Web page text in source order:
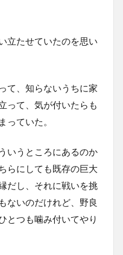
立たせていたのを思い
て、知らないうちに家
って、気が付いたらも
っていた。
いうところにあるのか
らにしても既存の巨大
だし、それに戦いを挑
ないのだけれど、野良
とつも噛み付いてやり